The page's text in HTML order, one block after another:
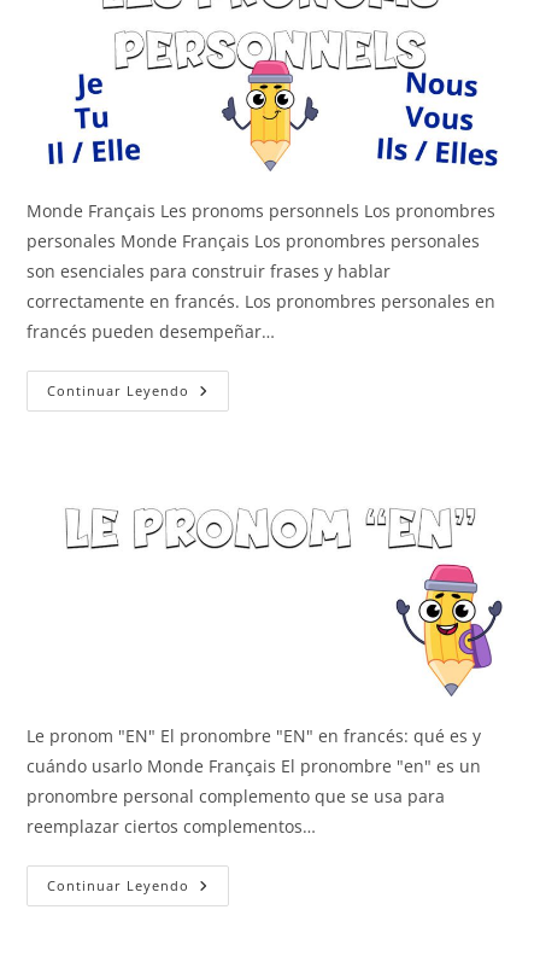
Monde Français Les pronoms personnels Los pronombres
personales Monde Français Los pronombres personales
son esenciales para construir frases y hablar
correctamente en francés. Los pronombres personales en
francés pueden desempeñar…
Continuar Leyendo Los
Pronombres
Le pronom "EN" El pronombre "EN" en francés: qué es y
cuándo usarlo Monde Français El pronombre "en" es un
pronombre personal complemento que se usa para
reemplazar ciertos complementos…
Continuar Leyendo El
Pronombre